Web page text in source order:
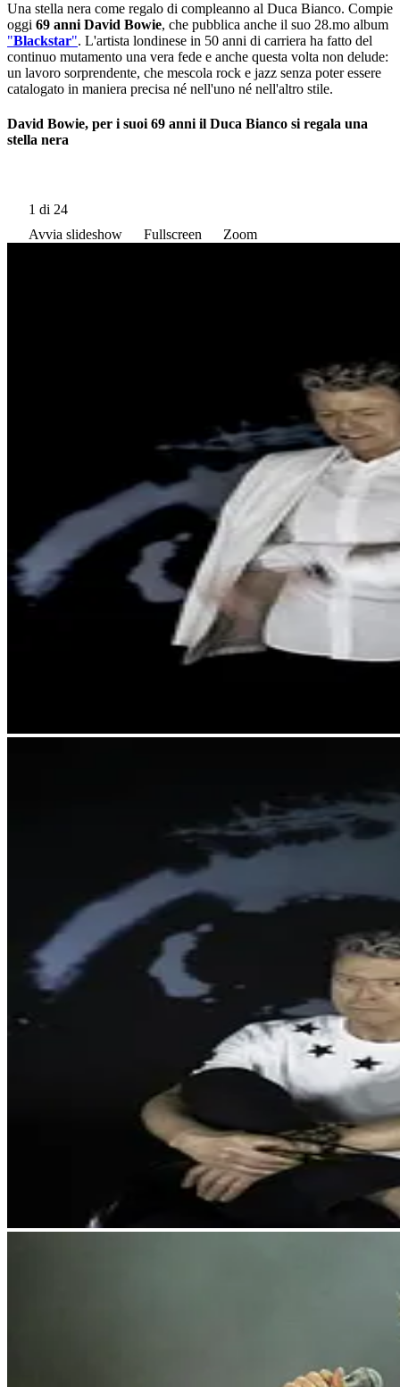
Una stella nera come regalo di compleanno al Duca Bianco. Compie
oggi 69 anni David Bowie, che pubblica anche il suo 28.mo album
"Blackstar". L'artista londinese in 50 anni di carriera ha fatto del
continuo mutamento una vera fede e anche questa volta non delude:
un lavoro sorprendente, che mescola rock e jazz senza poter essere
catalogato in maniera precisa né nell'uno né nell'altro stile.
David Bowie, per i suoi 69 anni il Duca Bianco si regala una
stella nera
1 di 24
Avvia slideshow
Fullscreen Zoom